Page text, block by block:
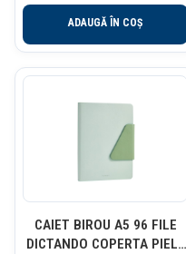
ADAUGĂ ÎN COȘ
CAIET BIROU A5 96 FILE
DICTANDO COPERTA PIELE